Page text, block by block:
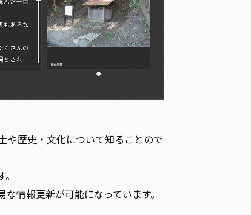
や歴史・文化について知ることので
情報更新が可能になっています。